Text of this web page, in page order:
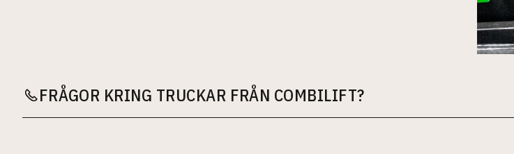
FRÅGOR KRING TRUCKAR FRÅN COMBILIFT?